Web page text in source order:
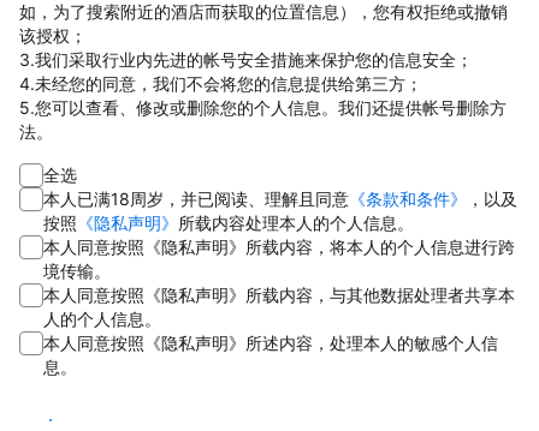
如，为了搜索附近的酒店而获取的位置信息），您有权拒绝或撤销
该授权；
3.我们采取行业内先进的帐号安全措施来保护您的信息安全；
4.未经您的同意，我们不会将您的信息提供给第三方；
5.您可以查看、修改或删除您的个人信息。我们还提供帐号删除方
法。
全选
本人已满18周岁，并已阅读、理解且同意 《条款和条件》
，以及
按照 《隐私声明》 所载内容处理本人的个人信息。
本人同意按照《隐私声明》所载内容，将本人的个人信息进行跨
境传输。
本人同意按照《隐私声明》所载内容，与其他数据处理者共享本
人的个人信息。
本人同意按照《隐私声明》所述内容，处理本人的敏感个人信
息。
同意